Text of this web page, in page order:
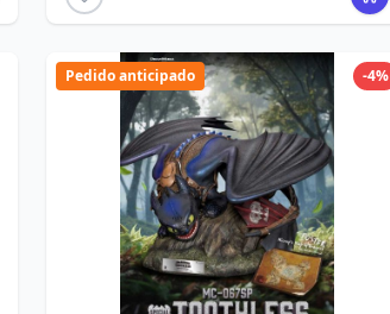
-4%
Pedido anticipado